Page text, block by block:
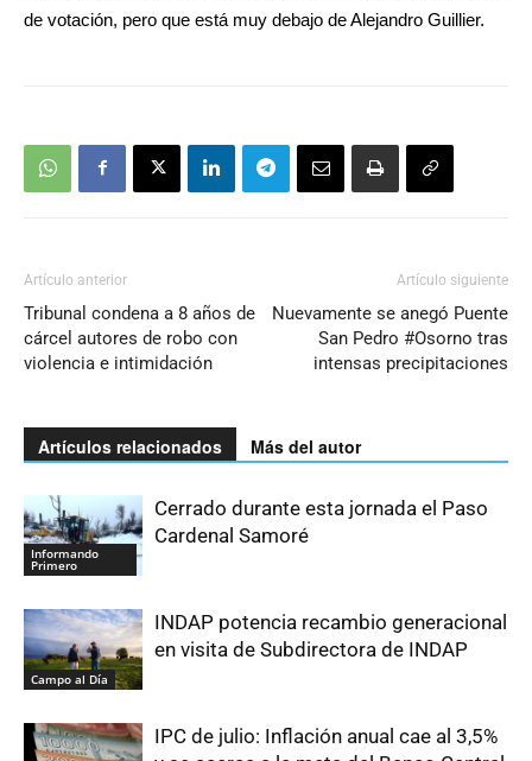
de votación, pero que está muy debajo de Alejandro Guillier.
Artículo anterior
Tribunal condena a 8 años de
cárcel autores de robo con
violencia e intimidación
Artículo siguiente
Nuevamente se anegó Puente
San Pedro #Osorno tras
intensas precipitaciones
Artículos relacionados Más del autor
Informando
Primero
Cerrado durante esta jornada el Paso
Cardenal Samoré
Campo al Día
INDAP potencia recambio generacional
en visita de Subdirectora de INDAP
IPC de julio: Inflación anual cae al 3,5%